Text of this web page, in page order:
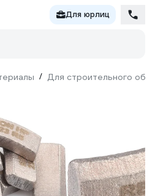
Для юрлиц
/ Для строительного